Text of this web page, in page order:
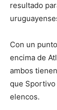
resultado
Con un
encima de
ambos
que Sportivo
elencos.